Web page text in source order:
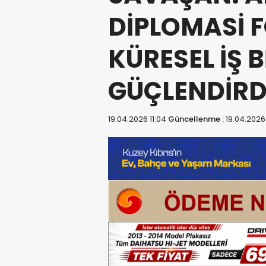
DİPLOMASİ
KÜRESEL İŞ
19.04.2026 11:04 Güncellenme :19.04.2026